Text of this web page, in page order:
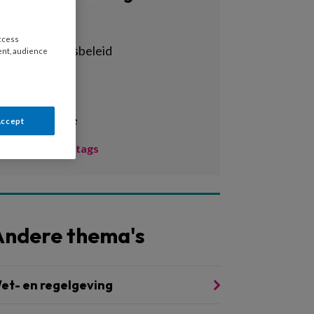
achterstandsbeleid
administratie
Toon meer tags
thema's
en regelgeving
audience